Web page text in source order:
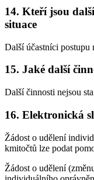
14. Kteří jsou
situace
Další účastníci postupu
15. Jaké další
Další činnosti nejsou
16. Elektronická
Žádost o udělení
kmitočtů lze podat
Žádost o udělení